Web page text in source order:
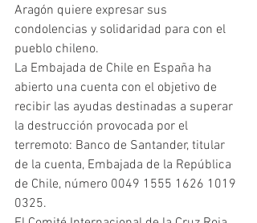
Aragón quiere expresar sus
condolencias y solidaridad para con el
pueblo chileno.
La Embajada de Chile en España ha
abierto una cuenta con el objetivo de
recibir las ayudas destinadas a superar
la destrucción provocada por el
terremoto: Banco de Santander, titular
de la cuenta, Embajada de la República
de Chile, número 0049 1555 1626 1019
0325.